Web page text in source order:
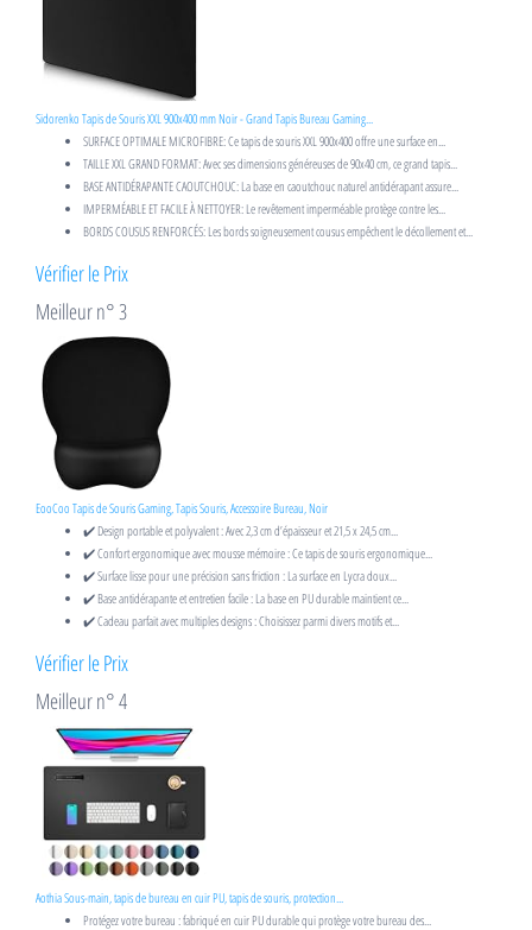
Sidorenko Tapis de Souris XXL 900x400 mm Noir - Grand Tapis Bureau Gaming...
SURFACE OPTIMALE MICROFIBRE: Ce tapis de souris XXL 900x400 offre une surface en...
TAILLE XXL GRAND FORMAT: Avec ses dimensions généreuses de 90x40 cm, ce grand tapis...
BASE ANTIDÉRAPANTE CAOUTCHOUC: La base en caoutchouc naturel antidérapant assure...
IMPERMÉABLE ET FACILE À NETTOYER: Le revêtement imperméable protège contre les...
BORDS COUSUS RENFORCÉS: Les bords soigneusement cousus empêchent le décollement et...
Vérifier le Prix
Meilleur n° 3
EooCoo Tapis de Souris Gaming, Tapis Souris, Accessoire Bureau, Noir
✔️ Design portable et polyvalent : Avec 2,3 cm d’épaisseur et 21,5 x 24,5 cm...
✔️ Confort ergonomique avec mousse mémoire : Ce tapis de souris ergonomique...
✔️ Surface lisse pour une précision sans friction : La surface en Lycra doux...
✔️ Base antidérapante et entretien facile : La base en PU durable maintient ce...
✔️ Cadeau parfait avec multiples designs : Choisissez parmi divers motifs et...
Vérifier le Prix
Meilleur n° 4
Aothia Sous-main, tapis de bureau en cuir PU, tapis de souris, protection...
Protégez votre bureau : fabriqué en cuir PU durable qui protège votre bureau des...